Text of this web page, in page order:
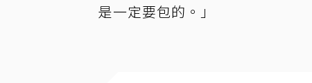
是一定要包的。」